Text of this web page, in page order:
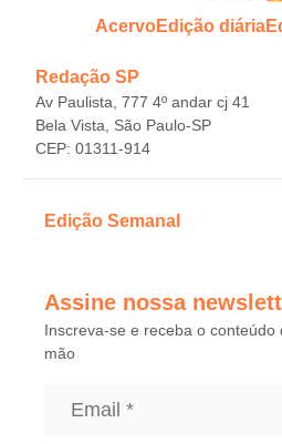
AcervoEdição diária
Redação SP
Av Paulista, 777 4º andar cj 41
Bela Vista, São Paulo-SP
CEP: 01311-914
Edição Semanal
Assine nossa
Inscreva-se e receba o conteúdo
mão